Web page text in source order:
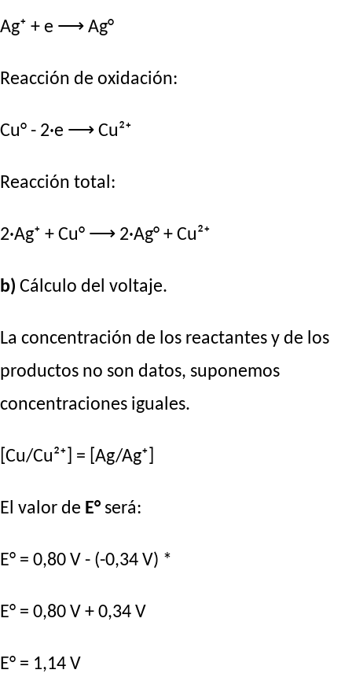
Ag⁺ + e ⟶ Ag°
Reacción de oxidación:
Cu° - 2·e ⟶ Cu²⁺
Reacción total:
2·Ag⁺ + Cu° ⟶ 2·Ag° + Cu²⁺
b) Cálculo del voltaje.
La concentración de los reactantes y de los
productos no son datos, suponemos
concentraciones iguales.
[Cu/Cu²⁺] = [Ag/Ag⁺]
El valor de E° será:
E° = 0,80 V - (-0,34 V) *
E° = 0,80 V + 0,34 V
E° = 1,14 V